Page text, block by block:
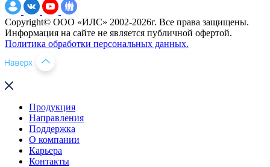
Copyright© ООО «ИЛС» 2002-2026г. Все права защищены.
Информация на сайте не является публичной офертой.
Политика обработки персональных данных.
Продукция
Направления
Поддержка
О компании
Карьера
Контакты